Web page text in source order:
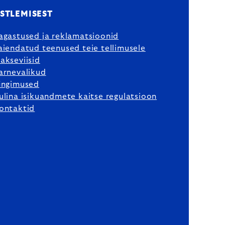
ja reklamatsioonid
teenused teie tellimusele
isikuandmete kaitse regulatsioon